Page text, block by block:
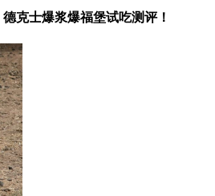
克士爆浆爆福堡试吃测评！